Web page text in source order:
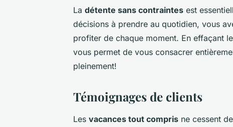
La détente sans contraintes est
décisions à prendre au quotidien, vous
profiter de chaque moment. En effaçant
vous permet de vous consacrer
pleinement!
Témoignages de clients
Les vacances tout compris ne cessent